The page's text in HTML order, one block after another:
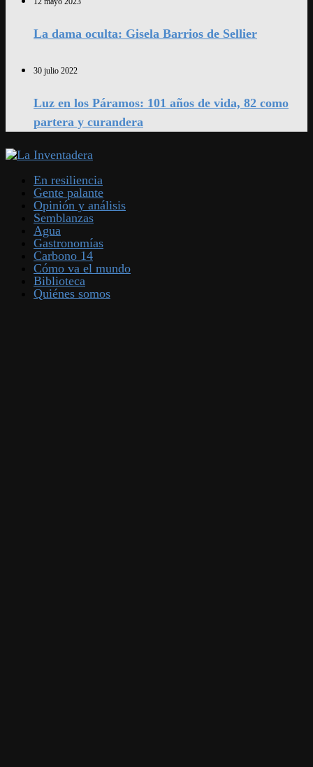
La dama oculta: Gisela Barrios de Sellier
30 julio 2022
Luz en los Páramos: 101 años de vida, 82 como
partera y curandera
En resiliencia
Gente palante
Opinión y análisis
Semblanzas
Agua
Gastronomías
Carbono 14
Cómo va el mundo
Biblioteca
Quiénes somos